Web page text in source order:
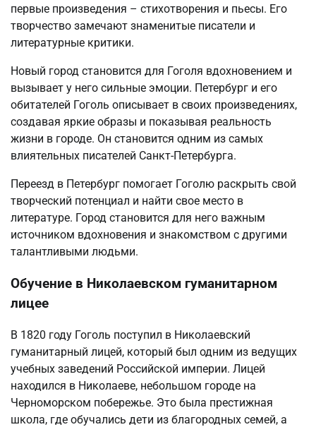
первые произведения – стихотворения и пьесы. Его
творчество замечают знаменитые писатели и
литературные критики.
Новый город становится для Гоголя вдохновением и
вызывает у него сильные эмоции. Петербург и его
обитателей Гоголь описывает в своих произведениях,
создавая яркие образы и показывая реальность
жизни в городе. Он становится одним из самых
влиятельных писателей Санкт-Петербурга.
Переезд в Петербург помогает Гоголю раскрыть свой
творческий потенциал и найти свое место в
литературе. Город становится для него важным
источником вдохновения и знакомством с другими
талантливыми людьми.
Обучение в Николаевском гуманитарном
лицее
В 1820 году Гоголь поступил в Николаевский
гуманитарный лицей, который был одним из ведущих
учебных заведений Российской империи. Лицей
находился в Николаеве, небольшом городе на
Черноморском побережье. Это была престижная
школа, где обучались дети из благородных семей, а